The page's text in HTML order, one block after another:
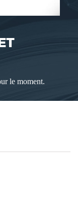
le moment.